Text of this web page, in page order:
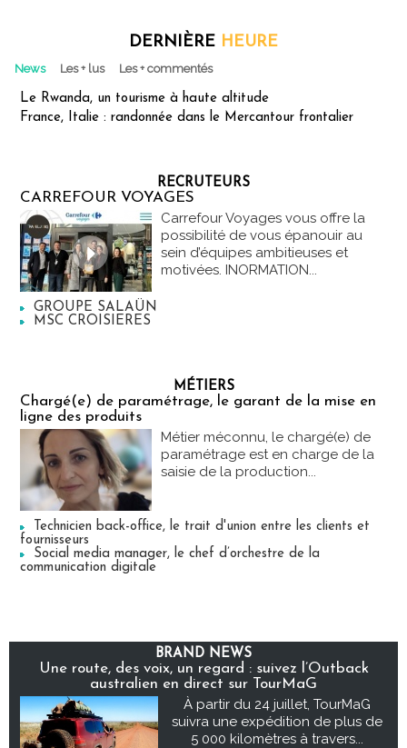
DERNIÈRE HEURE
News Les + lus Les + commentés
Le Rwanda, un tourisme à haute altitude
France, Italie : randonnée dans le Mercantour frontalier
RECRUTEURS
CARREFOUR VOYAGES
Carrefour Voyages vous offre la
possibilité de vous épanouir au
sein d’équipes ambitieuses et
motivées. INORMATION...
GROUPE SALAÜN
MSC CROISIERES
MÉTIERS
Chargé(e) de paramétrage, le garant de la mise en
ligne des produits
Métier méconnu, le chargé(e) de
paramétrage est en charge de la
saisie de la production...
Technicien back-office, le trait d'union entre les clients et
fournisseurs
Social media manager, le chef d’orchestre de la
communication digitale
BRAND NEWS
Une route, des voix, un regard : suivez l’Outback
australien en direct sur TourMaG
À partir du 24 juillet, TourMaG
suivra une expédition de plus de
5 000 kilomètres à travers...